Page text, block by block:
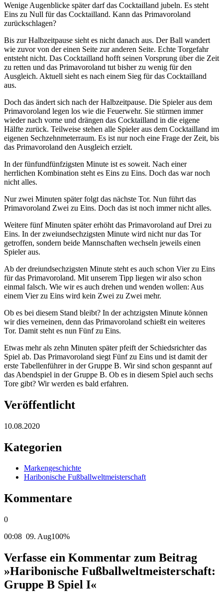
Wenige Augenblicke später darf das Cocktailland jubeln. Es steht
Eins zu Null für das Cocktailland. Kann das Primavoroland
zurückschlagen?
Bis zur Halbzeitpause sieht es nicht danach aus. Der Ball wandert
wie zuvor von der einen Seite zur anderen Seite. Echte Torgefahr
entsteht nicht. Das Cocktailland hofft seinen Vorsprung über die Zeit
zu retten und das Primavoroland tut bisher zu wenig für den
Ausgleich. Aktuell sieht es nach einem Sieg für das Cocktailland
aus.
Doch das ändert sich nach der Halbzeitpause. Die Spieler aus dem
Primavoroland legen los wie die Feuerwehr. Sie stürmen immer
wieder nach vorne und drängen das Cocktailland in die eigene
Hälfte zurück. Teilweise stehen alle Spieler aus dem Cocktailland im
eigenen Sechzehnmeterraum. Es ist nur noch eine Frage der Zeit, bis
das Primavoroland den Ausgleich erzielt.
In der fünfundfünfzigsten Minute ist es soweit. Nach einer
herrlichen Kombination steht es Eins zu Eins. Doch das war noch
nicht alles.
Nur zwei Minuten später folgt das nächste Tor. Nun führt das
Primavoroland Zwei zu Eins. Doch das ist noch immer nicht alles.
Weitere fünf Minuten später erhöht das Primavoroland auf Drei zu
Eins. In der zweiundsechzigsten Minute wird nicht nur das Tor
getroffen, sondern beide Mannschaften wechseln jeweils einen
Spieler aus.
Ab der dreiundsechzigsten Minute steht es auch schon Vier zu Eins
für das Primavoroland. Mit unserem Tipp liegen wir also schon
einmal falsch. Wie wir es auch drehen und wenden wollen: Aus
einem Vier zu Eins wird kein Zwei zu Zwei mehr.
Ob es bei diesem Stand bleibt? In der achtzigsten Minute können
wir dies verneinen, denn das Primavoroland schießt ein weiteres
Tor. Damit steht es nun Fünf zu Eins.
Etwas mehr als zehn Minuten später pfeift der Schiedsrichter das
Spiel ab. Das Primavoroland siegt Fünf zu Eins und ist damit der
erste Tabellenführer in der Gruppe B. Wir sind schon gespannt auf
das Abendspiel in der Gruppe B. Ob es in diesem Spiel auch sechs
Tore gibt? Wir werden es bald erfahren.
Veröffentlicht
10.08.2020
Kategorien
Markengeschichte
Haribonische Fußballweltmeisterschaft
Kommentare
0
00:08 09. Aug100%
Verfasse ein Kommentar zum Beitrag
»Haribonische Fußballweltmeisterschaft:
Gruppe B Spiel I«